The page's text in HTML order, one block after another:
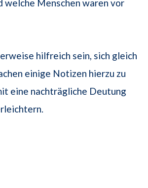
welche Menschen waren vor
hilfreich sein, sich gleich
einige Notizen hierzu zu
eine nachträgliche Deutung